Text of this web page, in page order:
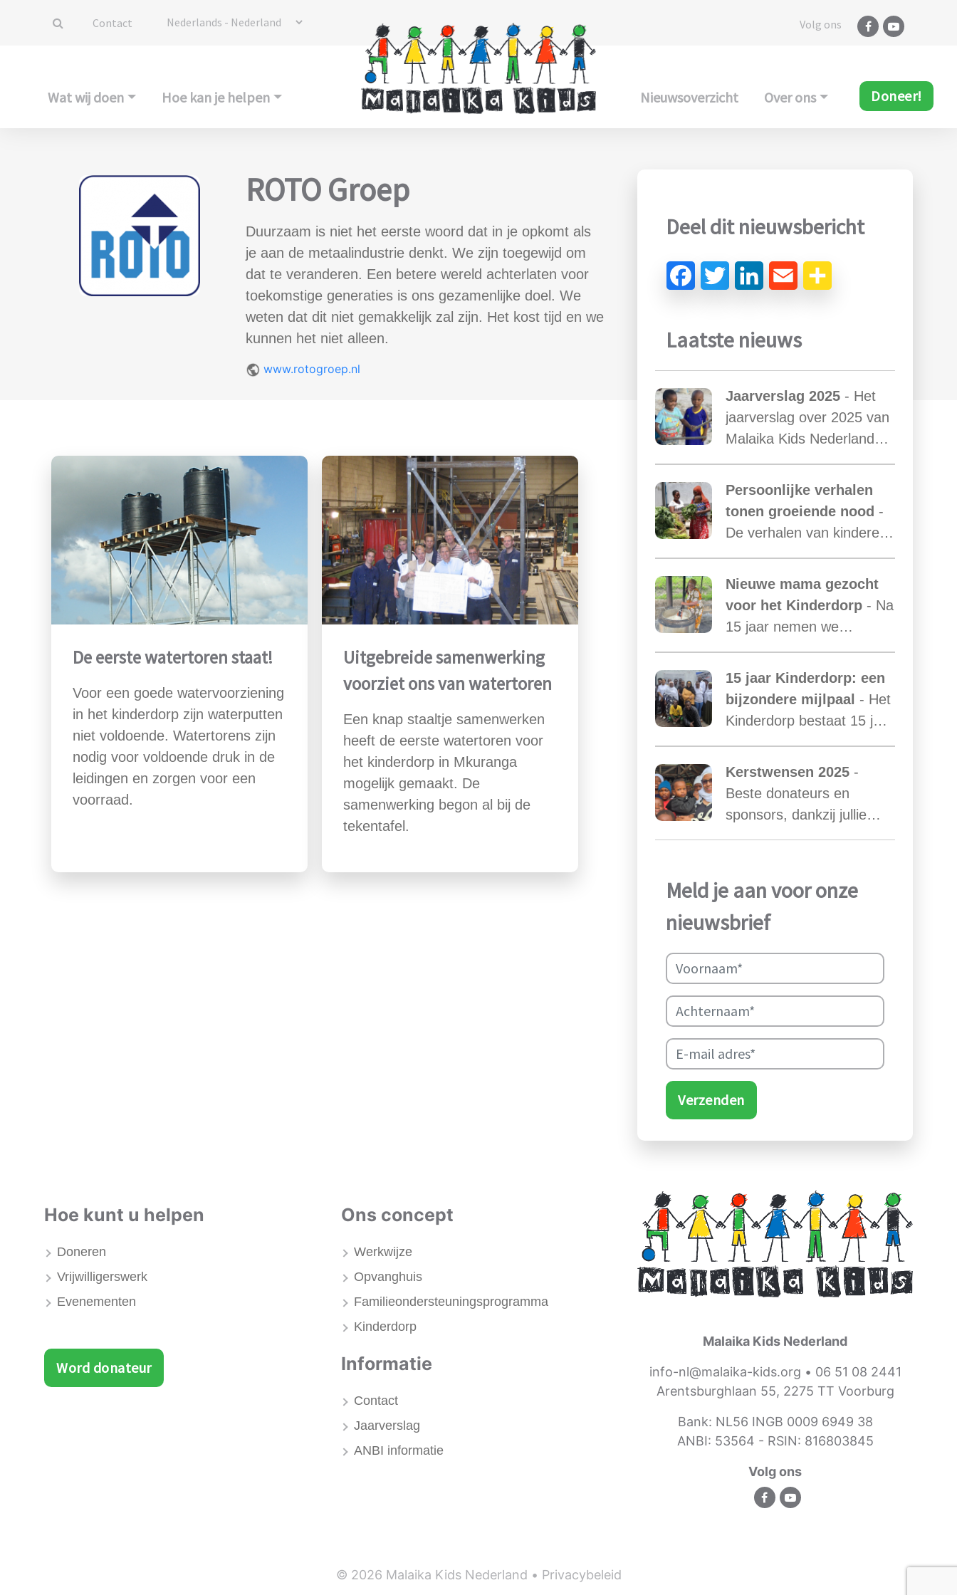
Contact Volg ons
Wat wij doen Hoe kan je helpen Nieuwsoverzicht Over ons Doneer!
ROTO Groep
Duurzaam is niet het eerste woord dat in je opkomt als
je aan de metaalindustrie denkt. We zijn toegewijd om
dat te veranderen. Een betere wereld achterlaten voor
toekomstige generaties is ons gezamenlijke doel. We
weten dat dit niet gemakkelijk zal zijn. Het kost tijd en we
kunnen het niet alleen.
www.rotogroep.nl
De eerste watertoren staat!
Voor een goede watervoorziening
in het kinderdorp zijn waterputten
niet voldoende. Watertorens zijn
nodig voor voldoende druk in de
leidingen en zorgen voor een
voorraad.
Uitgebreide samenwerking
voorziet ons van watertoren
Een knap staaltje samenwerken
heeft de eerste watertoren voor
het kinderdorp in Mkuranga
mogelijk gemaakt. De
samenwerking begon al bij de
tekentafel.
Deel dit nieuwsbericht
Laatste nieuws
Jaarverslag 2025 - Het
jaarverslag over 2025 van
Malaika Kids Nederland
met daarin opgenomen
het verslag van de
activiteiten van Malaika
Kids Tanzania is uit.
Persoonlijke verhalen
tonen groeiende nood -
De verhalen van kinderen
laten zien hoe essentieel
onze ondersteuning is,
terwijl de vraag blijft
toenemen.
Nieuwe mama gezocht
voor het Kinderdorp - Na
15 jaar nemen we
afscheid van Mama Ester.
We starten de zoektocht
naar een nieuwe mama
met een warm hart voor
onze kinderen.
15 jaar Kinderdorp: een
bijzondere mijlpaal - Het
Kinderdorp bestaat 15 jaar
en groeide uit tot een plek
waar honderden kinderen
een stabiele toekomst
Kerstwensen 2025 -
Beste donateurs en
sponsors, dankzij jullie
steun zijn we ook in het
van Najma Manji
succsevol te kunnen
Meld je aan voor onze
nieuwsbrief
Verzenden
Hoe kunt u helpen
Doneren
Vrijwilligerswerk
Evenementen
Word donateur
Ons concept
Werkwijze
Opvanghuis
Familieondersteuningsprogramma
Kinderdorp
Informatie
Contact
Jaarverslag
ANBI informatie
Malaika Kids Nederland
info-nl@malaika-kids.org • 06 51 08 2441
Arentsburghlaan 55, 2275 TT Voorburg
Bank: NL56 INGB 0009 6949 38
ANBI: 53564 - RSIN: 816803845
Volg ons
© 2026 Malaika Kids Nederland • Privacybeleid